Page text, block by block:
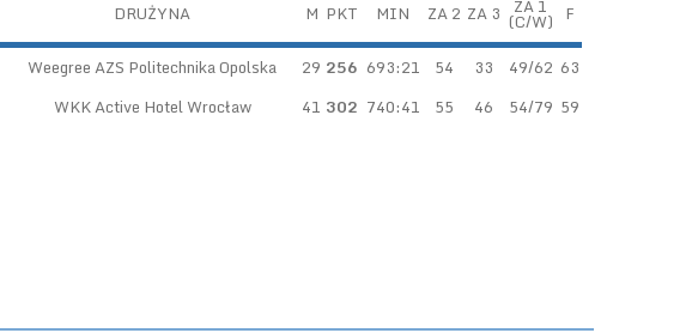
DRUŻYNA M PKT MIN ZA 2 ZA 3 ZA 1
(C/W) F
Weegree AZS Politechnika Opolska 29 256 693:21 54 33 49/62 63
WKK Active Hotel Wrocław 41 302 740:41 55 46 54/79 59